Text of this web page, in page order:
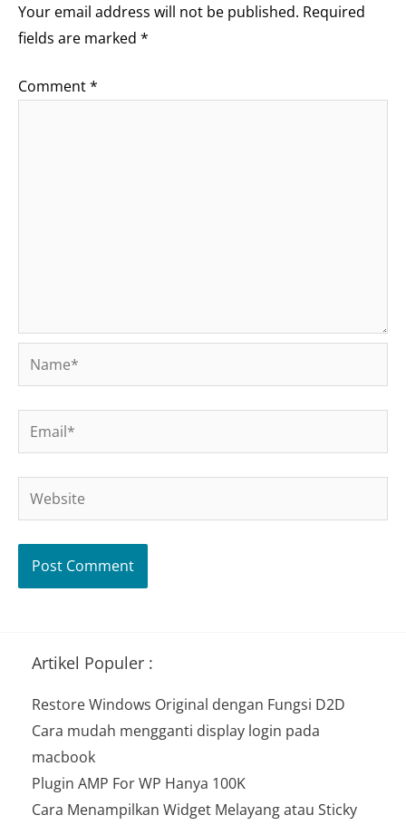
Your email address will not be published. Required
fields are marked *
Comment*
Name*
Email*
Website
Artikel Populer :
Restore Windows Original dengan Fungsi D2D
Cara mudah mengganti display login pada
macbook
Plugin AMP For WP Hanya 100K
Cara Menampilkan Widget Melayang atau Sticky